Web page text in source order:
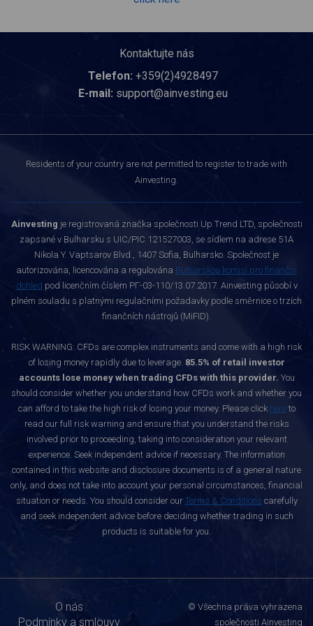
Kontaktujte nás
Telefon: +359(2)4928497
E-mail: support@ainvesting.eu
Residents of your country are not permitted to register to trade with
Ainvesting.
Ainvesting je registrovaná značka společnosti Up Trend LTD, společnosti
zapsané v Bulharsku s UIC/PIC 121527003, se sídlem na adrese 51A
Nikola Y. Vaptsarov Blvd., 1407 Sofia, Bulharsko. Společnost je
autorizována, licencována a regulována Bulharskou komisí pro finanční
dohled pod licenčním číslem РГ-03-110/13.07.2017. Ainvesting působí v
plném souladu s platnými regulačními požadavky podle směrnice o trzích
finančních nástrojů (MiFID).
RISK WARNING: CFDs are complex instruments and come with a high risk
of losing money rapidly due to leverage. 85.5% of retail investor
accounts lose money when trading CFDs with this provider. You
should consider whether you understand how CFDs work and whether you
can afford to take the high risk of losing your money. Please click hereto
read our full risk warning and ensure that you understand the risks
involved prior to proceeding, taking into consideration your relevant
experience. Seek independent advice if necessary. The information
contained in this website and disclosure documents is of a general nature
only, and does not take into account your personal circumstances, financial
situation or needs. You should consider our Terms & Conditions carefully
and seek independent advice before deciding whether trading in such
products is suitable for you.
O nás
Podmínky a smlouvy
© Všechna práva vyhrazena
společnosti Ainvesting